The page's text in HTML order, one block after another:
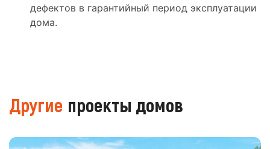
дефектов в гарантийный период эксплуатации
дома.
Другие проекты домов